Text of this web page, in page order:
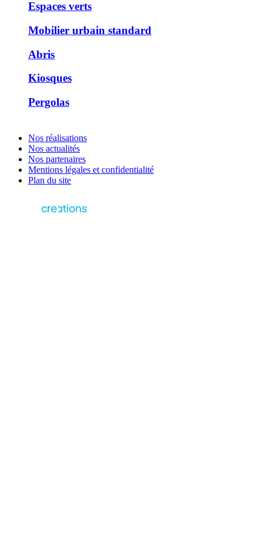
Espaces verts
Mobilier urbain standard
Abris
Kiosques
Pergolas
Nos réalisations
Nos actualités
Nos partenaires
Mentions légales et confidentialité
Plan du site